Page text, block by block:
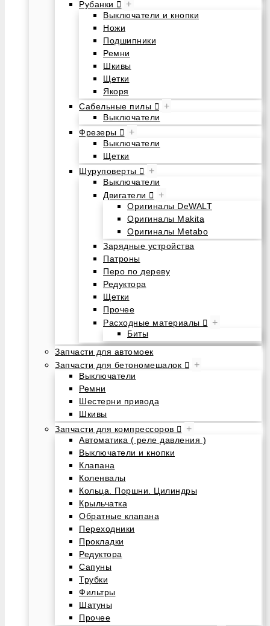
Рубанки +
Выключатели и кнопки
Ножи
Подшипники
Ремни
Шкивы
Щетки
Якоря
Сабельные пилы
+
Выключатели
Фрезеры
+
Выключатели
Щетки
Шуруповерты
+
Выключатели
Двигатели
+
Оригиналы DeWALT
Оригиналы Makita
Оригиналы Metabo
Зарядные устройства
Патроны
Перо по дереву
Редуктора
Щетки
Прочее
Расходные материалы
+
Биты
Запчасти для автомоек
Запчасти для бетономешалок
+
Выключатели
Ремни
Шестерни привода
Шкивы
Запчасти для компрессоров
+
Автоматика ( реле давления )
Выключатели и кнопки
Клапана
Коленвалы
Кольца. Поршни. Цилиндры
Крыльчатка
Обратные клапана
Переходники
Прокладки
Редуктора
Сапуны
Трубки
Фильтры
Шатуны
Прочее